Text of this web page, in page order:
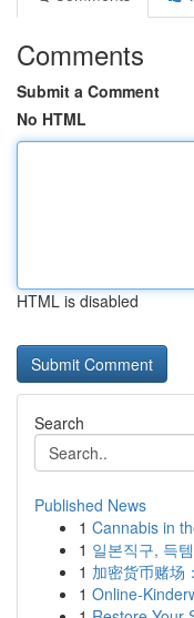
Comments
Submit a Comment
No HTML
HTML is disabled
Search
Published News
1 Cannabis in
1 일본직구, 득
1 加密货币赌场
1 Online-